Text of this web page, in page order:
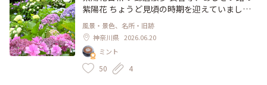
井が高くて 明るく、落ち着いた空間、 心地よ
く ゆったりと ランチ出来ました。 事前に席の
予約が出来たので、入店も 待ち時間なくスム
ーズでした。 #ランチ #イタリアン #パスタ #
ノスタルジック #モキチカマクラ #MOKICHIKA
MAKURA #熊澤酒造 #長谷 #鎌倉 #神奈川
けれど(笑) 嬉しいギフト🎁 ごちそうさまでし
た♪ スポット設定は 本店にしました #おみや
げ #ギフト #スイーツ #クッキー #父の日 #くる
みや #神戸 #明石 #兵庫
紫陽花 ちょうど見頃の時期を迎えていまし
た。 山の斜面に咲く 色とりどりの紫陽花♡ 約
40品種、2500株の紫陽花たちが 迎えてくれま
した。 ふもとでは、長谷寺で命名された オリ
ジナル品種も見られ👀、境内は 落ち着いた華
やかな空気に 包まれていました。 6月14日 撮
風景・景色、名所・旧跡
神奈川県 2026.06.20
ミント
50 4